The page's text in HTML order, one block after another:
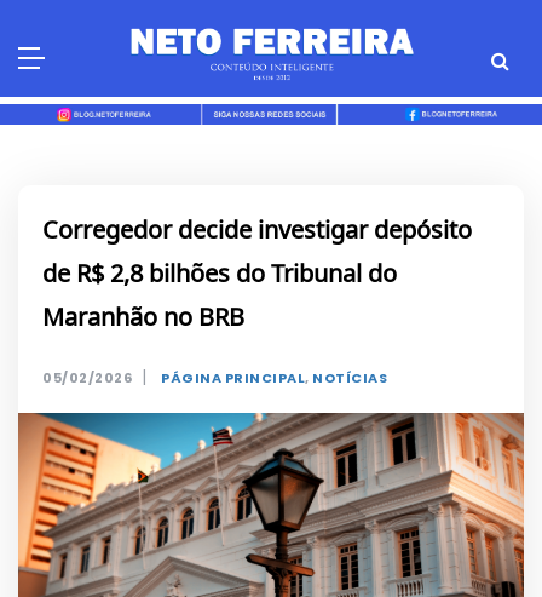
Corregedor decide investigar depósito
de R$ 2,8 bilhões do Tribunal do
Maranhão no BRB
05/02/2026 | PÁGINA PRINCIPAL, NOTÍCIAS